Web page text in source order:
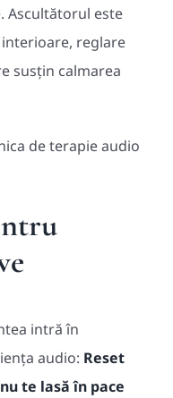
Ascultătorul este
reglare
susțin calmarea
de terapie audio
intră în
audio: Reset
te lasă în pace